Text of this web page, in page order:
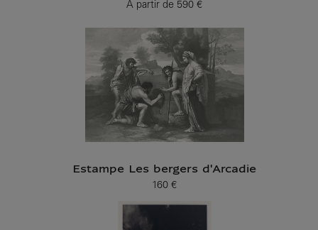
À partir dePrix ​​actuel
590 €
Estampe Les bergers d'Arcadie
Prix ​​actuel
160 €